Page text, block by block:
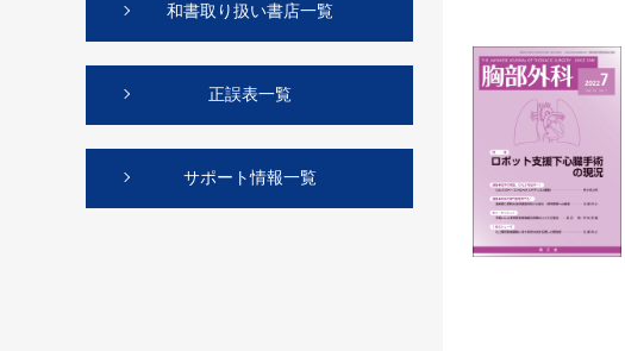
和書取り扱い書店一覧
正誤表一覧
サポート情報一覧